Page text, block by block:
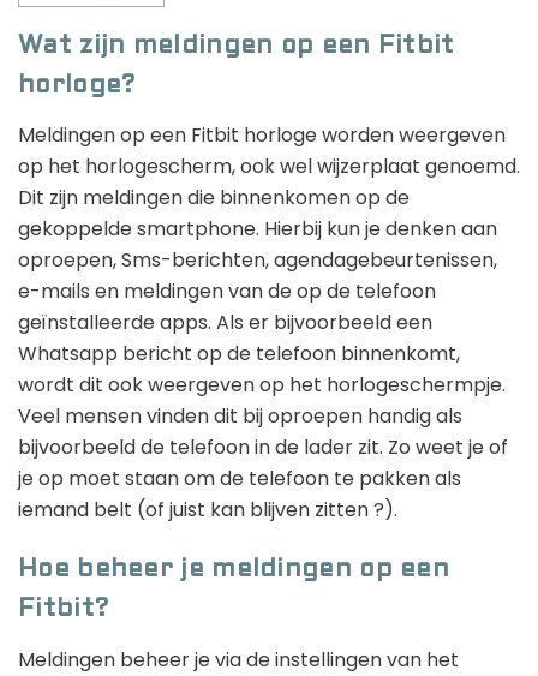
Wat zijn meldingen op een Fitbit
horloge?
Meldingen op een Fitbit horloge worden weergeven
op het horlogescherm, ook wel wijzerplaat genoemd.
Dit zijn meldingen die binnenkomen op de
gekoppelde smartphone. Hierbij kun je denken aan
oproepen, Sms-berichten, agendagebeurtenissen,
e-mails en meldingen van de op de telefoon
geïnstalleerde apps. Als er bijvoorbeeld een
Whatsapp bericht op de telefoon binnenkomt,
wordt dit ook weergeven op het horlogeschermpje.
Veel mensen vinden dit bij oproepen handig als
bijvoorbeeld de telefoon in de lader zit. Zo weet je of
je op moet staan om de telefoon te pakken als
iemand belt (of juist kan blijven zitten ?).
Hoe beheer je meldingen op een
Fitbit?
Meldingen beheer je via de instellingen van het